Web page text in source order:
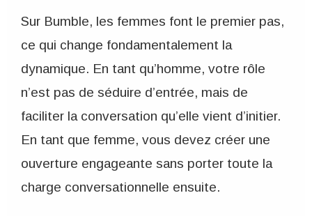
Sur Bumble, les femmes font le premier pas,
ce qui change fondamentalement la
dynamique. En tant qu’homme, votre rôle
n’est pas de séduire d’entrée, mais de
faciliter la conversation qu’elle vient d’initier.
En tant que femme, vous devez créer une
ouverture engageante sans porter toute la
charge conversationnelle ensuite.